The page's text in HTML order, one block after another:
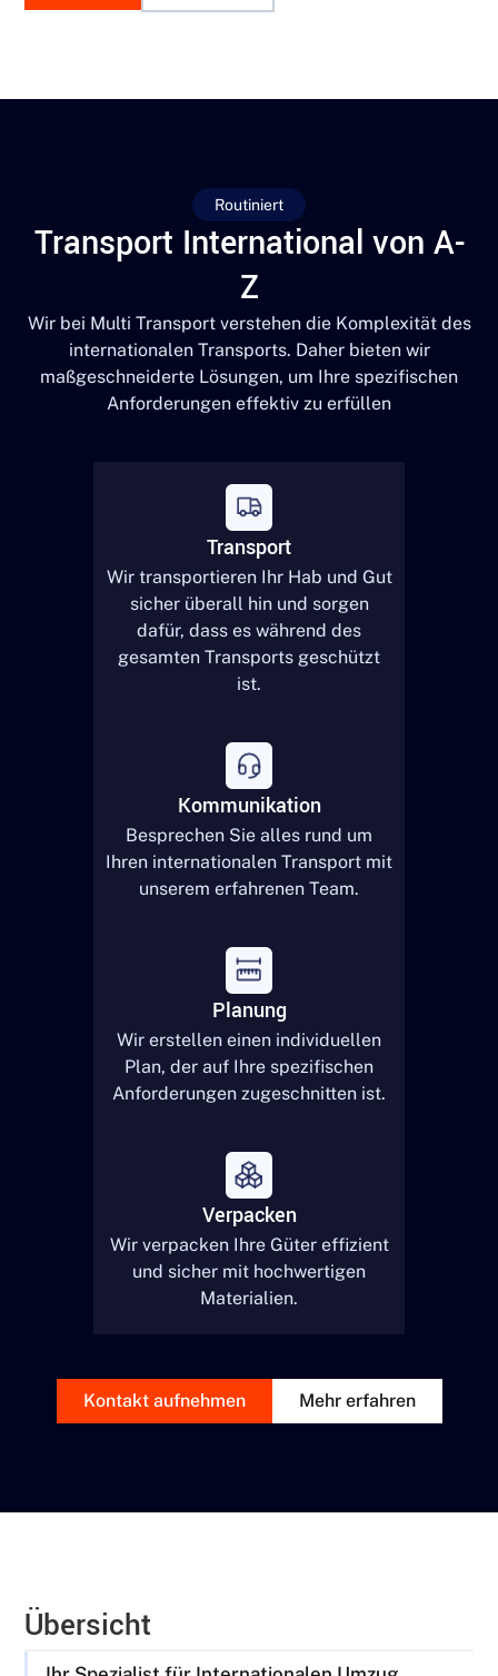
Routiniert
Transport International von A-
Z
Wir bei Multi Transport verstehen die Komplexität des
internationalen Transports. Daher bieten wir
maßgeschneiderte Lösungen, um Ihre spezifischen
Anforderungen effektiv zu erfüllen
Transport
Wir transportieren Ihr Hab und Gut
sicher überall hin und sorgen
dafür, dass es während des
gesamten Transports geschützt
ist.
Kommunikation
Besprechen Sie alles rund um
Ihren internationalen Transport mit
unserem erfahrenen Team.
Planung
Wir erstellen einen individuellen
Plan, der auf Ihre spezifischen
Anforderungen zugeschnitten ist.
Verpacken
Wir verpacken Ihre Güter effizient
und sicher mit hochwertigen
Materialien.
Kontakt aufnehmen Mehr erfahren
Übersicht